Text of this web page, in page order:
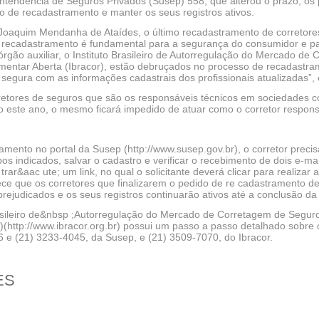
recadastramento e manter os seus registros ativos.
Mendanha de Ataídes, o último recadastramento de
é fundamental para a segurança do consumidor e
auxiliar, o Instituto Brasileiro de Autorregulação do Mercado de
Aberta (Ibracor), estão debruçados no processo de
com as informações cadastrais dos profissionais atualizadas”,
de seguros que são os responsáveis técnicos em sociedades
ano, o mesmo ficará impedido de atuar como o corretor
no portal da Susep (http://www.susep.gov.br), o corretor
indicados, salvar o cadastro e verificar o recebimento de dois e-
ute; um link, no qual o solicitante deverá clicar para realizar
que os corretores que finalizarem o pedido de re cadastramento
e os seus registros continuarão ativos até a conclusão
de&nbsp ;Autorregulação do Mercado de Corretagem de
www.ibracor.org.br) possui um passo a passo detalhado
(21) 3233-4045, da Susep, e (21) 3509-7070, do Ibracor.